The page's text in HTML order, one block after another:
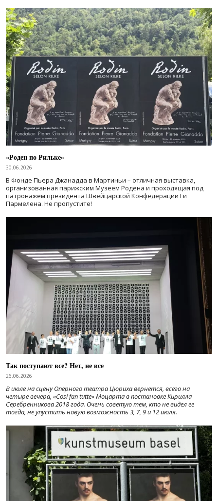
«Роден по Рильке»
30.06.2026
В Фонде Пьера Джанадда в Мартиньи – отличная выставка,
организованная парижским Музеем Родена и проходящая под
патронажем президента Швейцарской Конфедерации Ги
Пармелена. Не пропустите!
Так поступают все? Нет, не все
26.06.2026
В июле на сцену Оперного театра Цюриха вернется, всего на
четыре вечера, «Cosí fan tutte» Моцарта в постановке Кирилла
Серебренникова 2018 года. Очень советую тем, кто не видел ее
тогда, не упустить новую возможность 3, 7, 9 и 12 июля.